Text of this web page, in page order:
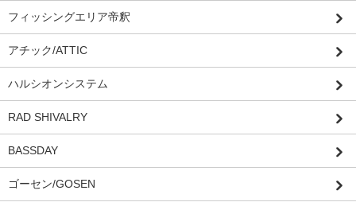
フィッシングエリア帝釈
アチック/ATTIC
ハルシオンシステム
RAD SHIVALRY
BASSDAY
ゴーセン/GOSEN